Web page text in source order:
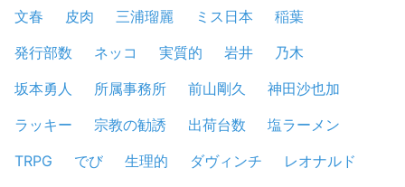
文春
皮肉 三浦瑠麗 ミス日本
稲葉
発行部数
ネッコ 実質的 岩井
乃木
坂本勇人
所属事務所 前山剛久
神田沙也加
ラッキー
宗教の勧誘 出荷台数
塩ラーメン
TRPG
でび 生理的 ダヴィンチ
レオナルド